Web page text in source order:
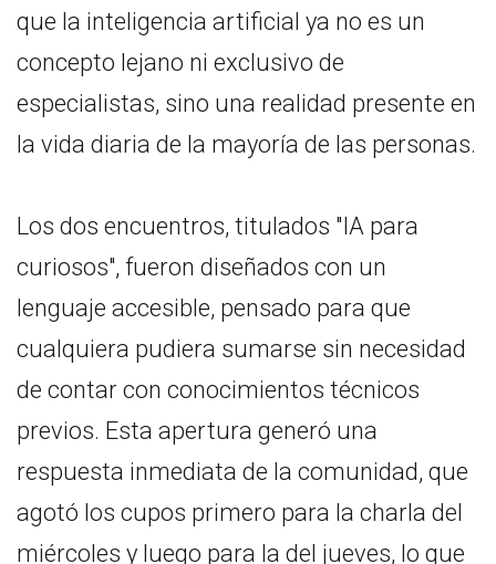
que la inteligencia artificial ya no es un
concepto lejano ni exclusivo de
especialistas, sino una realidad presente en
la vida diaria de la mayoría de las personas.
Los dos encuentros, titulados "IA para
curiosos", fueron diseñados con un
lenguaje accesible, pensado para que
cualquiera pudiera sumarse sin necesidad
de contar con conocimientos técnicos
previos. Esta apertura generó una
respuesta inmediata de la comunidad, que
agotó los cupos primero para la charla del
miércoles y luego para la del jueves, lo que